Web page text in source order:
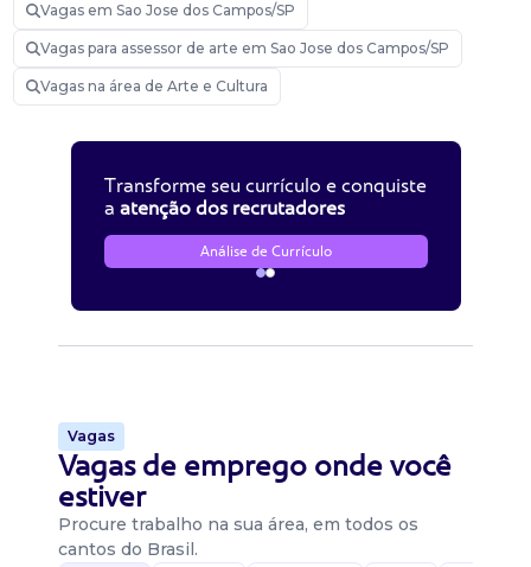
Vagas em Sao Jose dos Campos/SP
Vagas para assessor de arte em Sao Jose dos Campos/SP
Vagas na área de Arte e Cultura
Transforme seu currículo e conquiste
a atenção dos recrutadores
Análise de Currículo
Vagas
Vagas de emprego onde você
estiver
Procure trabalho na sua área, em todos os
cantos do Brasil.